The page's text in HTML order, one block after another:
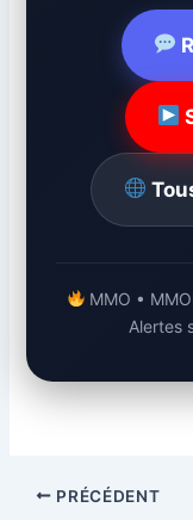
MMO •
Alertes
PRÉCÉDENT